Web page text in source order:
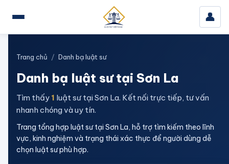
👤
Trang chủ / Danh bạ luật sư
Danh bạ luật sưtại Sơn La
Tìm thấy1 luật sư tại Sơn La. Kết nối trực tiếp, tư vấn
nhanh chóng và uy tín.
Trang tổng hợp luật sư tại Sơn La, hỗ trợ tìm kiếm theo lĩnh
vực, kinh nghiệm và trạng thái xác thực để người dùng dễ
chọn luật sư phù hợp.